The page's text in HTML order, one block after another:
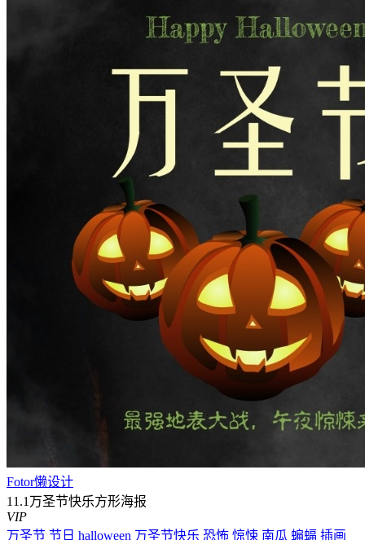
Fotor懒设计
11.1万圣节快乐方形海报
VIP
万圣节 节日 halloween 万圣节快乐 恐怖 惊悚 南瓜 蝙蝠 插画